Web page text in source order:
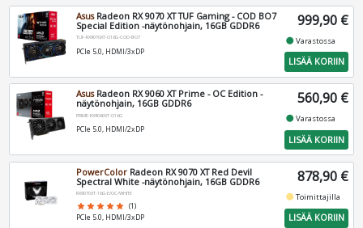
AsusRadeon RX 9070 XT TUF Gaming - COD BO7
Special Edition -näytönohjain, 16GB GDDR6
TUF-RX9070XT-O16G-COD-BO7
PCIe 5.0, HDMI/3xDP
999,90 €
fiber_manual_recordVarastossa
LISÄÄ KORIIN
AsusRadeon RX 9060 XT Prime - OC Edition -
näytönohjain, 16GB GDDR6
PRIME-RX9060XT-O16G
PCIe 5.0, HDMI/2xDP
560,90 €
fiber_manual_recordVarastossa
LISÄÄ KORIIN
PowerColor Radeon RX 9070 XT Red Devil
Spectral White -näytönohjain, 16GB GDDR6
RX9070XT-16G-E/OC/WHITE
star star star star star (1)
PCIe 5.0, HDMI/3xDP
878,90 €
fiber_manual_recordToimittajilla
LISÄÄ KORIIN